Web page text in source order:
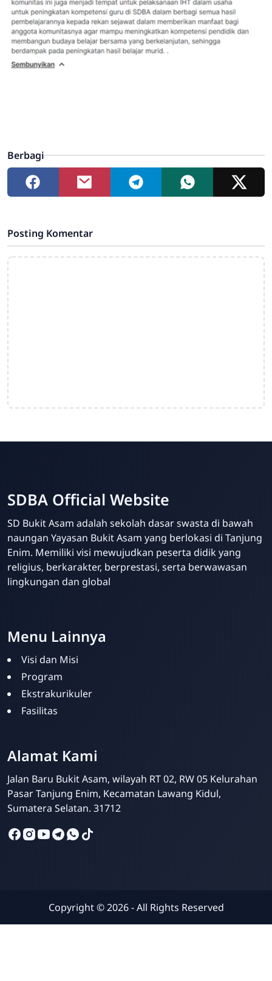
Berbagi
Posting Komentar
SDBA Official Website
SD Bukit Asam adalah sekolah dasar swasta di bawah
naungan Yayasan Bukit Asam yang berlokasi di Tanjung
Enim. Memiliki visi mewujudkan peserta didik yang
religius, berkarakter, berprestasi, serta berwawasan
lingkungan dan global
Menu Lainnya
Visi dan Misi
Program
Ekstrakurikuler
Fasilitas
Alamat Kami
Jalan Baru Bukit Asam, wilayah RT 02, RW 05 Kelurahan
Pasar Tanjung Enim, Kecamatan Lawang Kidul,
Sumatera Selatan. 31712
Copyright ©2026- All Rights Reserved